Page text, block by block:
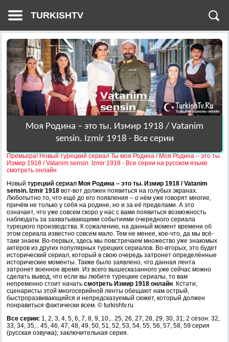
TURKISHTV
Моя Родина – это ты. Измир 1918 / Vatanim
sensin. Izmir 1918 - Все серии
Премьера! Новый турецкий сериал Ты моя Родина / Моя Родина – это ты.
Измир 1918 / Vatanim sensin. Izmir 1918 - Все серии на русском языке
смотреть онлайн
Новый турецкий сериал Моя Родина – это ты. Измир 1918 / Vatanim
sensin. Izmir 1918 вот-вот должен появиться на голубых экранах.
Любопытно то, что ещё до его появления – о нём уже говорят многие,
причём не только у себя на родине, но и за её пределами. А это
означает, что уже совсем скоро у нас с вами появиться возможность
наблюдать за захватывающими событиями очередного сериала
турецкого производства. К сожалению, на данный момент времени об
этом сериала известно совсем мало. Тем не менее, кое-что, да мы всё-
таки знаем. Во-первых, здесь мы повстречаем множество уже знакомых
актёров из других популярных турецких сериалов. Во-вторых, это будет
исторический сериал, который в свою очередь затронет определённые
исторические моменты. Также было заявлено, что данная лента
затронет военное время. Из всего вышесказанного уже сейчас можно
сделать вывод, что если вы любите турецкие сериалы, то вам
непременно стоит начать смотреть Измир 1918 онлайн. Кстати,
сценаристы этой многосерийной ленты обещают нам острый,
быстроразвивающийся и непредсказуемый сюжет, который должен
понравиться фактически всем. © turkishtv.ru
Все серии: 1, 2, 3, 4, 5, 6, 7, 8, 9, 10,.. 25, 26, 27, 28, 29, 30, 31; 2 сезон: 32,
33, 34, 35,.. 45, 46, 47, 48, 49, 50, 51, 52, 53, 54, 55, 56, 57, 58, 59 серия
(русская озвучка); заключительная серия.